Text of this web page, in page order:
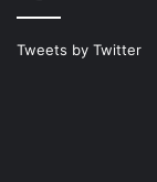
Tweets by Twitter